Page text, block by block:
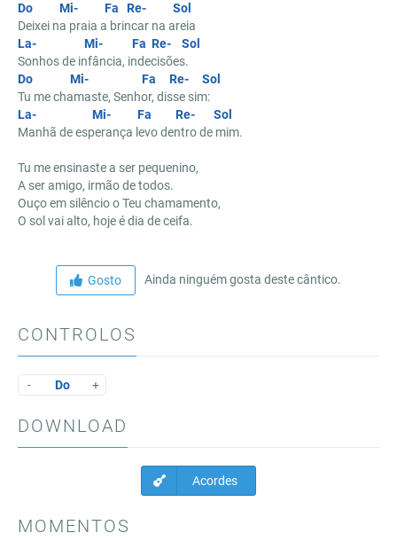
Do Mi- Fa Re-
Sol
Deixei na praia a brincar na areia
La-
Mi- Fa Re-
Sol
Sonhos de infância, indecisões.
Do
Mi- Fa Re-
Sol
Tu me chamaste, Senhor, disse sim:
La-
Mi- Fa Re-
Sol
Manhã de esperança levo dentro de mim.
Tu me ensinaste a ser pequenino,
A ser amigo, irmão de todos.
Ouço em silêncio o Teu chamamento,
O sol vai alto, hoje é dia de ceifa.
Gosto Ainda ninguém gosta deste cântico.
CONTROLOS
- Do +
DOWNLOAD
Acordes
MOMENTOS